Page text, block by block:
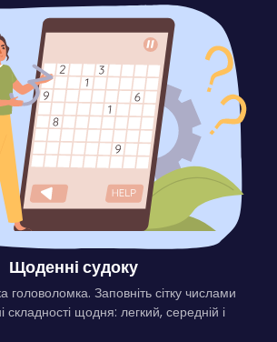
Щоденні судоку
головоломка. Заповніть сітку числами
складності щодня: легкий, середній і